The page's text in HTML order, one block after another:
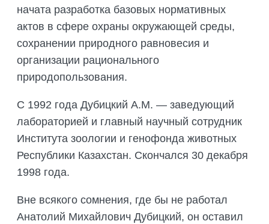
начата разработка базовых нормативных
актов в сфере охраны окружающей среды,
сохранении природного равновесия и
организации рационального
природопользования.
С 1992 года Дубицкий А.М. — заведующий
лабораторией и главный научный сотрудник
Института зоологии и генофонда животных
Республики Казахстан. Скончался 30 декабря
1998 года.
Вне всякого сомнения, где бы не работал
Анатолий Михайлович Дубицкий, он оставил